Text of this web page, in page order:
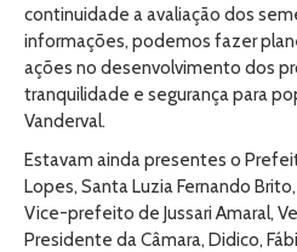
continuidade a avaliação dos
informações, podemos fazer
ações no desenvolvimento dos
tranquilidade e segurança para
Vanderval.
Estavam ainda presentes o
Lopes, Santa Luzia Fernando
Vice-prefeito de Jussari Amaral,
Presidente da Câmara, Didico,